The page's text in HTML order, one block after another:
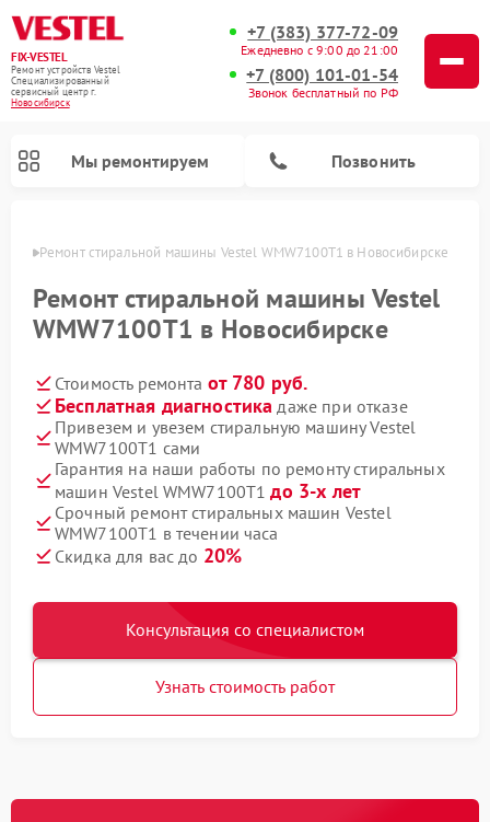
FIX-VESTEL
Ремонт устройств Vestel
Специализированный
cервисный центр г.
Новосибирск
+7 (383) 377-72-09
Ежедневно с 9:00 до 21:00
+7 (800) 101-01-54
Звонок бесплатный по РФ
Мы ремонтируем Позвонить
Ремонт стиральной машины Vestel WMW7100T1 в Новосибирске
Ремонт стиральной машины Vestel
WMW7100T1 в Новосибирске
Стоимость ремонта от 780 руб.
Бесплатная диагностика даже при отказе
Привезем и увезем стиральную машину Vestel
WMW7100T1 сами
Гарантия на наши работы по ремонту стиральных
машин Vestel WMW7100T1до 3-х лет
Срочный ремонт стиральных машин Vestel
WMW7100T1 в течении часа
Скидка для вас до 20%
Консультация со специалистом
Узнать стоимость работ